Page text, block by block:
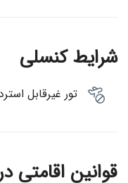
شرایط کنسلی
تور غیرقابل
قوانین اقامتی